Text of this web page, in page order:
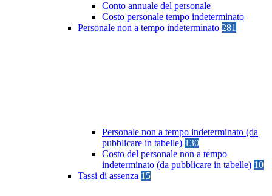
Conto annuale del personale
Costo personale tempo indeterminato
Personale non a tempo indeterminato 281
Personale non a tempo indeterminato (da
pubblicare in tabelle) 130
Costo del personale non a tempo
indeterminato (da pubblicare in tabelle) 10
Tassi di assenza 15